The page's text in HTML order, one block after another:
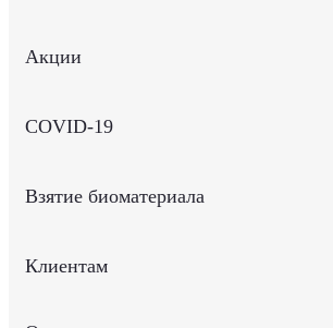
Акции
COVID-19
Взятие биоматериала
Клиентам